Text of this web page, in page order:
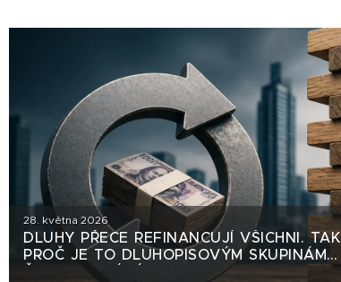
28. května 2026
DLUHY PŘECE REFINANCUJÍ VŠICHNI. TAK
PROČ JE TO DLUHOPISOVÝM SKUPINÁM